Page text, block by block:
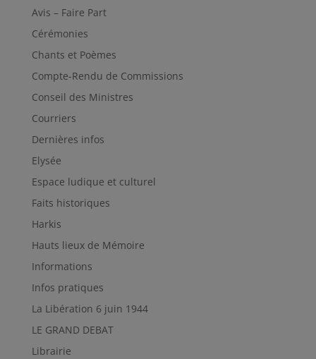
Avis – Faire Part
Cérémonies
Chants et Poèmes
Compte-Rendu de Commissions
Conseil des Ministres
Courriers
Dernières infos
Elysée
Espace ludique et culturel
Faits historiques
Harkis
Hauts lieux de Mémoire
Informations
Infos pratiques
La Libération 6 juin 1944
LE GRAND DEBAT
Librairie